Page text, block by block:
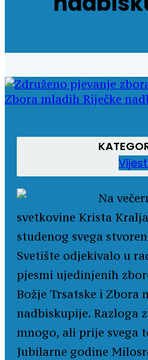
Na
svetkovine Krista
studenog svega
Svetište odjekivalo u
pjesmi ujedinjenih
Božje Trsatske i Zbora
nadbiskupije. Razloga
mnogo, ali prije svega
Jubilarne godine